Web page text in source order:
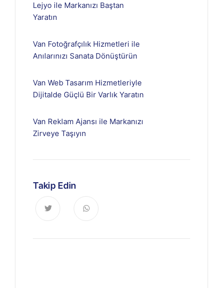
Lejyo ile Markanızı Baştan
Yaratın
Van Fotoğrafçılık Hizmetleri ile
Anılarınızı Sanata Dönüştürün
Van Web Tasarım Hizmetleriyle
Dijitalde Güçlü Bir Varlık Yaratın
Van Reklam Ajansı ile Markanızı
Zirveye Taşıyın
Takip Edin